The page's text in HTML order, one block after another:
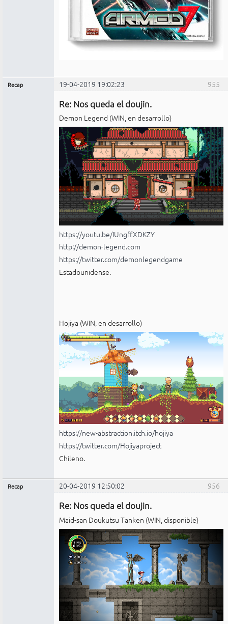
955
Recap 19-04-2019 19:02:23
Re: Nos queda el doujin.
Demon Legend (WIN, en desarrollo)
https://youtu.be/IUngffXDKZY
http://demon-legend.com
https://twitter.com/demonlegendgame
Estadounidense.
Hojiya (WIN, en desarrollo)
https://new-abstraction.itch.io/hojiya
https://twitter.com/Hojiyaproject
Chileno.
956
Recap 20-04-2019 12:50:02
Re: Nos queda el doujin.
Maid-san Doukutsu Tanken (WIN, disponible)